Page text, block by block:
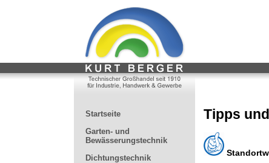
Startseite
Garten- und
Bewässerungstechnik
Dichtungstechnik
Tipps